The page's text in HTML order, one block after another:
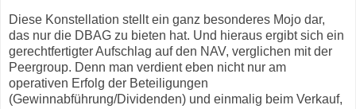
Diese Konstellation stellt ein ganz besonderes Mojo dar,
das nur die DBAG zu bieten hat. Und hieraus ergibt sich ein
gerechtfertigter Aufschlag auf den NAV, verglichen mit der
Peergroup. Denn man verdient eben nicht nur am
operativen Erfolg der Beteiligungen
(Gewinnabführung/Dividenden) und einmalig beim Verkauf,